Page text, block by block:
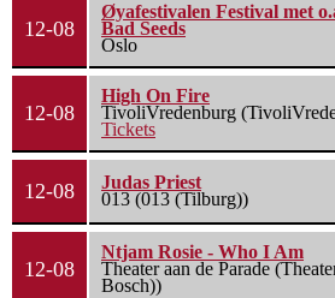
12-08
Øyafestivalen Festival met
Bad Seeds
Oslo
12-08
High On Fire
TivoliVredenburg
Tickets
12-08
Judas Priest
013 (013 (Tilburg))
12-08
Ntjam Rosie - Who I Am
Theater aan de Parade
Bosch))